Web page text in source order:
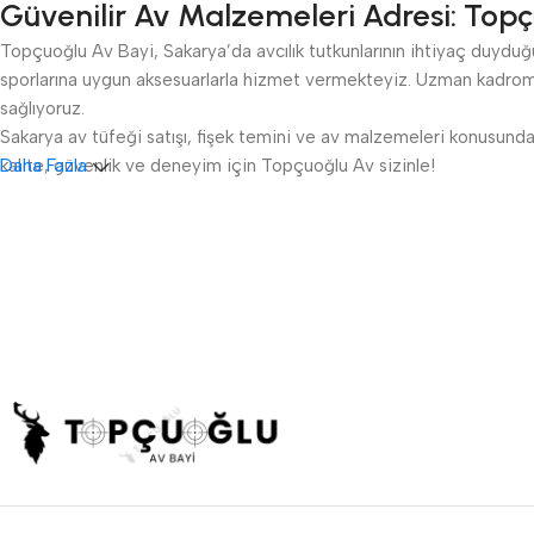
Güvenilir Av Malzemeleri Adresi:
Topçuoğlu Av Bayi, Sakarya’da avcılık tutkunlarının ihtiyaç
sporlarına uygun aksesuarlarla hizmet vermekteyiz. Uzman
sağlıyoruz.
Sakarya av tüfeği satışı, fişek temini ve av malzemeleri
kalite, güvenlik ve deneyim için Topçuoğlu Av sizinle!
Daha Fazla